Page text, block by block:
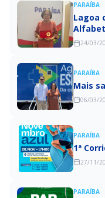
PARAÍBA
Lagoa
com
24/03/
PARAÍBA
Mais
06/03/
PARAÍBA
1ª
27/11/
PARAÍBA